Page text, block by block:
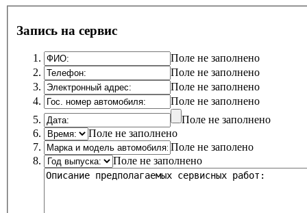
Запись на сервис
Поле не заполнено
Поле не заполнено
Поле не заполнено
Поле не заполнено
Поле не заполнено
Поле не заполнено
Поле не заполено
Поле не заполнено